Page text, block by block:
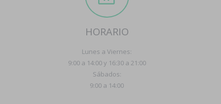
HORARIO
Lunes a Viernes:
9:00 a 14:00 y 16:30 a 21:00
Sábados:
9:00 a 14:00